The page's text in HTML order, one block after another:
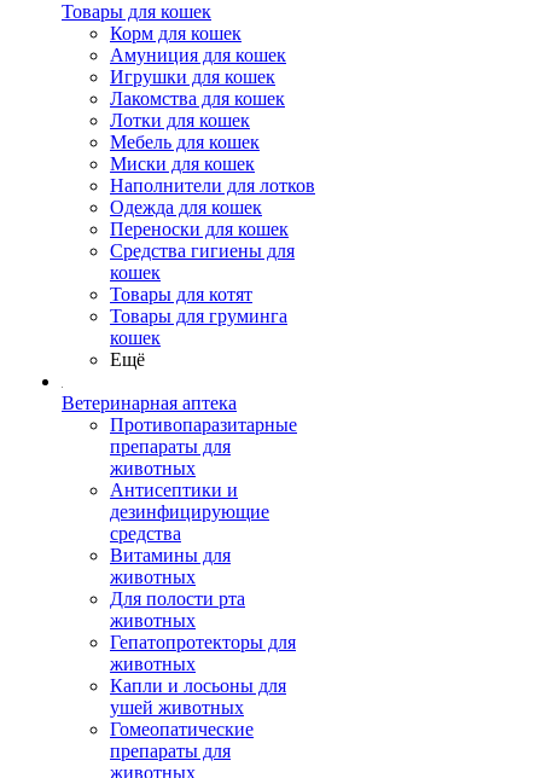
Товары для кошек
Корм для кошек
Амуниция для кошек
Игрушки для кошек
Лакомства для кошек
Лотки для кошек
Мебель для кошек
Миски для кошек
Наполнители для лотков
Одежда для кошек
Переноски для кошек
Средства гигиены для
кошек
Товары для котят
Товары для груминга
кошек
Ещё
Ветеринарная аптека
Противопаразитарные
препараты для
животных
Антисептики и
дезинфицирующие
средства
Витамины для
животных
Для полости рта
животных
Гепатопротекторы для
животных
Капли и лосьоны для
ушей животных
Гомеопатические
препараты для
животных